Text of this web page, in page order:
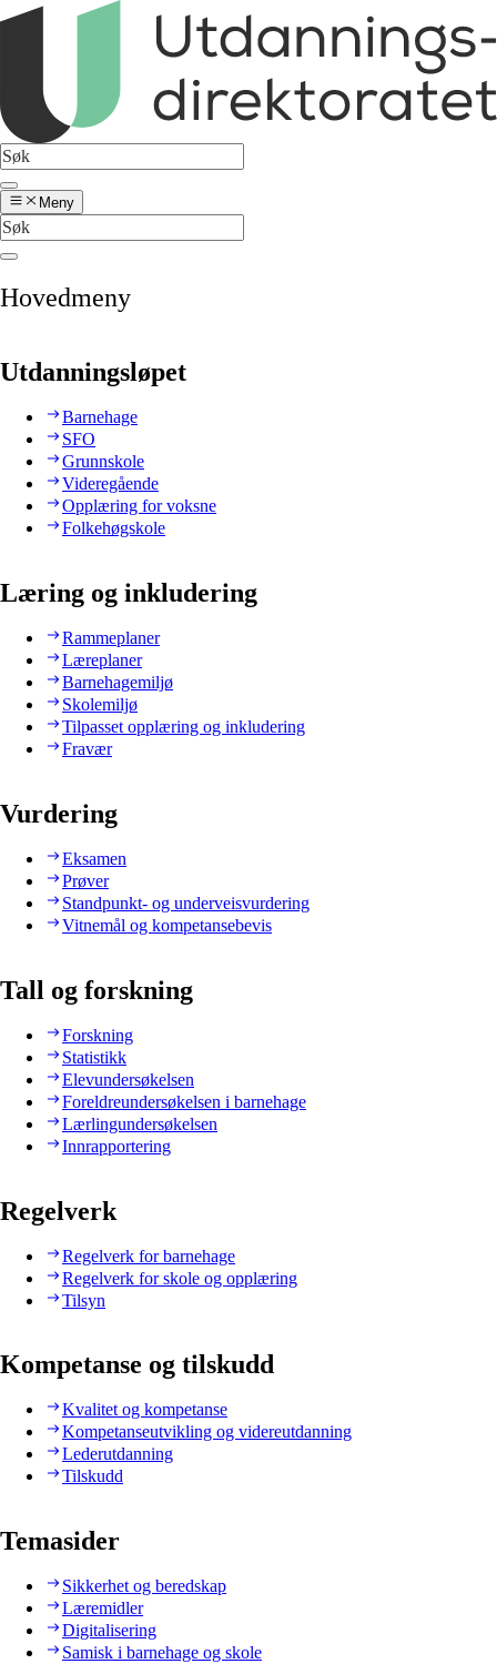
Meny
Hovedmeny
Utdanningsløpet
Barnehage
SFO
Grunnskole
Videregående
Opplæring for voksne
Folkehøgskole
Læring og inkludering
Rammeplaner
Læreplaner
Barnehagemiljø
Skolemiljø
Tilpasset opplæring og inkludering
Fravær
Vurdering
Eksamen
Prøver
Standpunkt- og underveisvurdering
Vitnemål og kompetansebevis
Tall og forskning
Forskning
Statistikk
Elevundersøkelsen
Foreldreundersøkelsen i barnehage
Lærlingundersøkelsen
Innrapportering
Regelverk
Regelverk for barnehage
Regelverk for skole og opplæring
Tilsyn
Kompetanse og tilskudd
Kvalitet og kompetanse
Kompetanseutvikling og videreutdanning
Lederutdanning
Tilskudd
Temasider
Sikkerhet og beredskap
Læremidler
Digitalisering
Samisk i barnehage og skole